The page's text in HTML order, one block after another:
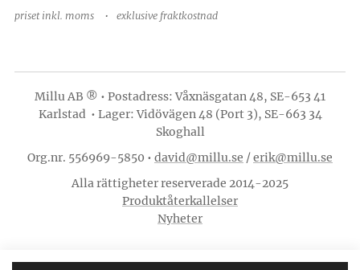
priset inkl. moms exklusive fraktkostnad
Millu AB ® • Postadress: Våxnäsgatan 48, SE-653 41
Karlstad • Lager: Vidövägen 48 (Port 3), SE-663 34
Skoghall
Org.nr. 556969-5850 • david@millu.se /erik@millu.se
Alla rättigheter reserverade 2014-2025
Produktåterkallelser
Nyheter